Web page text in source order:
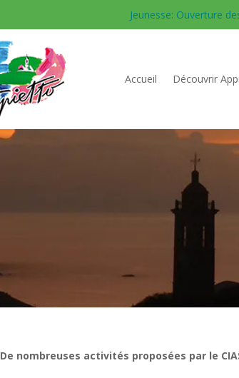
Jeunesse: Ouverture
Accueil Découvrir
De nombreuses activités proposées par le